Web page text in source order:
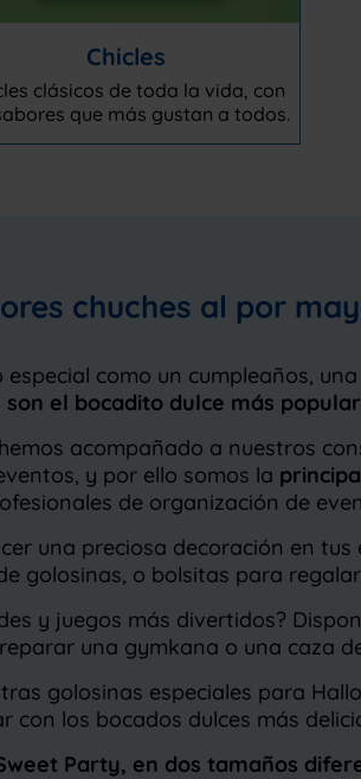
Chicles
clásicos de toda la vida, con
que más gustan a todos.
chuches al por
como un cumpleaños,
son el bocadito dulce más popular
acompañado a nuestros
y por ello somos la
de organización de
una preciosa decoración en tus
golosinas, o bolsitas para
y juegos más divertidos?
una gymkana o una caza
golosinas especiales para
con los bocados dulces más
Party, en dos tamaños